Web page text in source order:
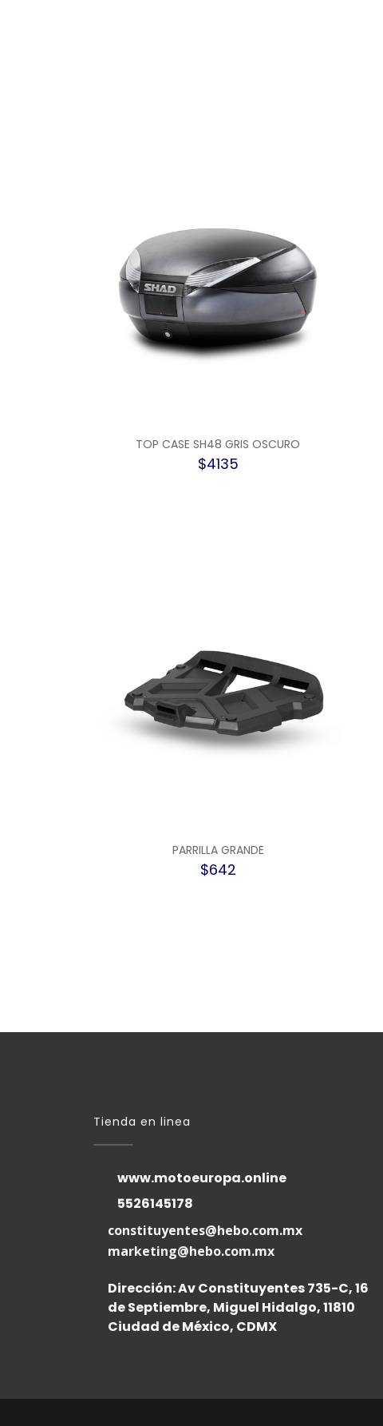
TOP CASE SH48 GRIS OSCURO
$4135
PARRILLA GRANDE
$642
Tienda en linea
www.motoeuropa.online
5526145178
constituyentes@hebo.com.mx
marketing@hebo.com.mx
Dirección: Av Constituyentes 735-C, 16
de Septiembre, Miguel Hidalgo, 11810
Ciudad de México, CDMX